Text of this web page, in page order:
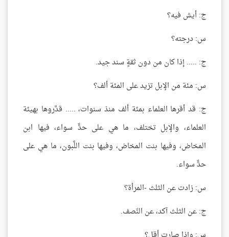
ج: أيش فيه؟
س: درجته؟
ج: ..... إذا كان من دون ثقةٍ سند جيد.
س: مئة من الإبل تزيد على المئة ألف؟
ج: قد أقرها العلماء بمئة ألف منذ سنوات، ..... قدَّروها بهيئة
العلماء، والإبل تختلف، ما هي على حدٍّ سواء، فيها ابن
المخاض، وفيها بنت المخاض، وفيها بنت اللَّبون، ما هي على
حدٍّ سواء.
س: زادت عن الثلث -المرأة؟
ج: عن الثلث آكد، عن النّصف.